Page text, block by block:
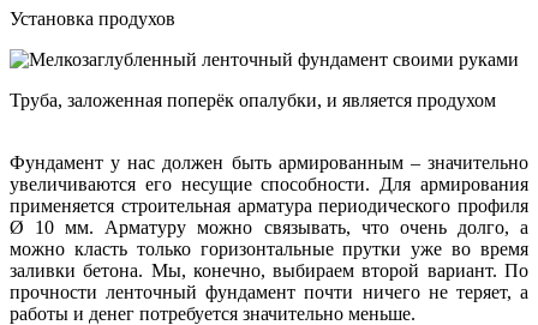
Установка продухов
Труба, заложенная поперёк опалубки, и является продухом
Фундамент у нас должен быть армированным – значительно
увеличиваются его несущие способности. Для армирования
применяется строительная арматура периодического профиля
Ø 10 мм. Арматуру можно связывать, что очень долго, а
можно класть только горизонтальные прутки уже во время
заливки бетона. Мы, конечно, выбираем второй вариант. По
прочности ленточный фундамент почти ничего не теряет, а
работы и денег потребуется значительно меньше.